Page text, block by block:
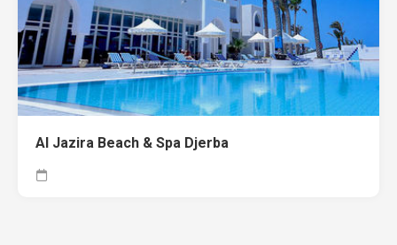
Al Jazira Beach & Spa Djerba